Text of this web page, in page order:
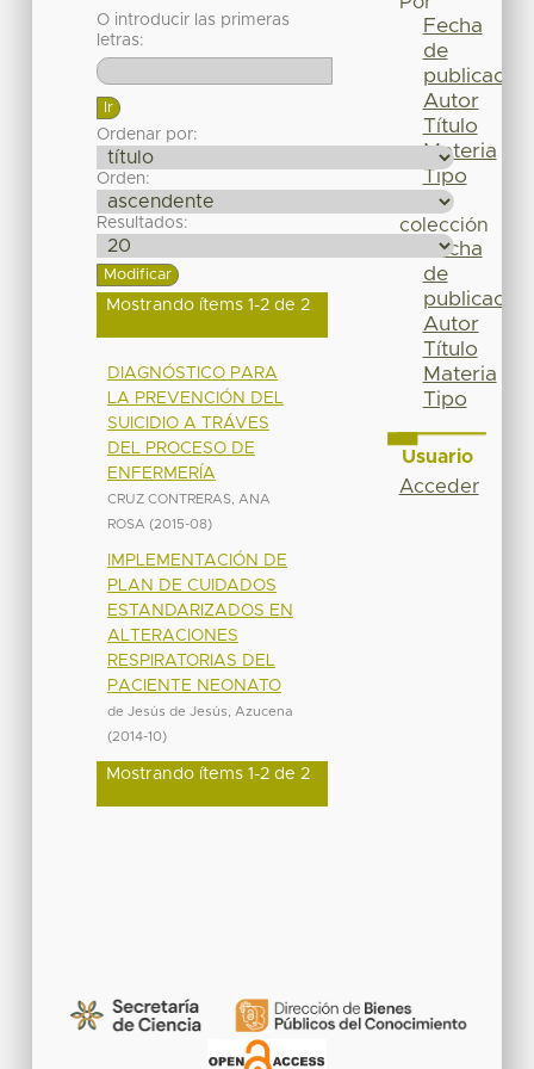
O introducir las primeras
letras:
Ordenar por:
Orden:
Resultados:
Mostrando ítems 1-2 de 2
DIAGNÓSTICO PARA
LA PREVENCIÓN DEL
SUICIDIO A TRÁVES
DEL PROCESO DE
ENFERMERÍA
CRUZ CONTRERAS, ANA
ROSA (2015-08)
IMPLEMENTACIÓN DE
PLAN DE CUIDADOS
ESTANDARIZADOS EN
ALTERACIONES
RESPIRATORIAS DEL
PACIENTE NEONATO
de Jesús de Jesús, Azucena
(2014-10)
Mostrando ítems 1-2 de 2
Fecha
de
publicación
Autor
Título
Materia
Tipo
colección
Fecha
de
publicación
Autor
Título
Materia
Tipo
Usuario
Acceder